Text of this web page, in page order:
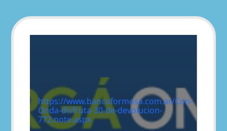
https://www.bancoformosa.com.ar/Con-
Onda-disfruta-30-de-devolucion-
772.note.aspx